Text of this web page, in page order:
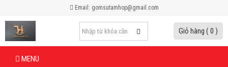
Email: gomsutamhop@gmail.com
Giỏ hàng ( 0 )
MENU